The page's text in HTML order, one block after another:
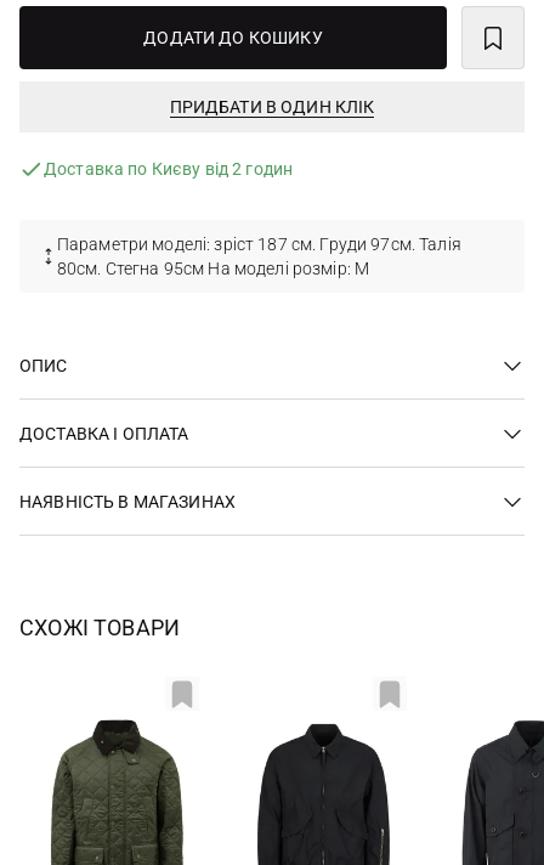
ДОДАТИ ДО КОШИКУ
ПРИДБАТИ В ОДИН КЛІК
Доставка по Києву від 2 годин
Параметри моделі: зріст 187 см. Груди 97см. Талія
80см. Стегна 95см На моделі розмір: М
ОПИС
ДОСТАВКА І ОПЛАТА
НАЯВНІСТЬ В МАГАЗИНАХ
СХОЖІ ТОВАРИ